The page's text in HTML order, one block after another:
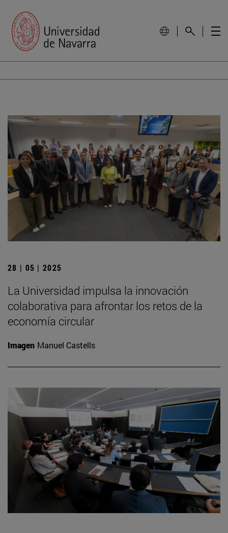
28 | 05 | 2025
La Universidad impulsa la innovación
colaborativa para afrontar los retos de la
economía circular
Imagen Manuel Castells